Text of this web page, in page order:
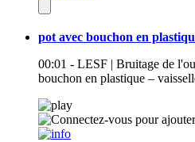
pot avec bouchon en
00:01 - LESF | Bruitage de
bouchon en plastique –